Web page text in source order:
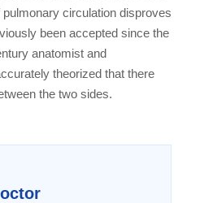
circulation disproves
been accepted since the
anatomist and
theorized that there
the two sides.